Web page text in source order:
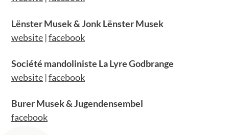
Lënster Musek & Jonk Lënster Musek
website |facebook
Société mandoliniste La Lyre Godbrange
website |facebook
Burer Musek & Jugendensembel
facebook